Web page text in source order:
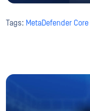
Tags: MetaDefender Core